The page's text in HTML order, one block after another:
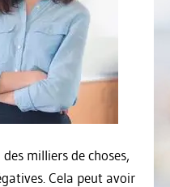
milliers de choses,
Cela peut avoir